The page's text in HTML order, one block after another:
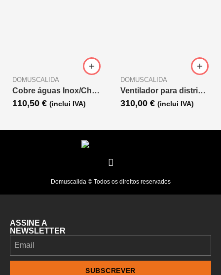
DOMUSCALIDA
Cobre águas Inox/Chumbo D.80
110,50 € (inclui IVA)
DOMUSCALIDA
Ventilador para distribuição de ar quente 600 m3
310,00 € (inclui IVA)
Domuscalida © Todos os direitos reservados
ASSINE A
NEWSLETTER
SUBSCREVER